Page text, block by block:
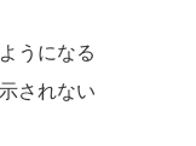
うになる
されない